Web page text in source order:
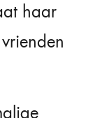
haar